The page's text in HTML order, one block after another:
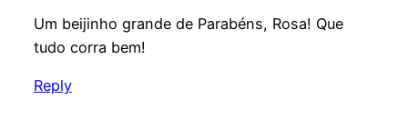
Um beijinho grande de Parabéns, Rosa! Que
tudo corra bem!
Reply